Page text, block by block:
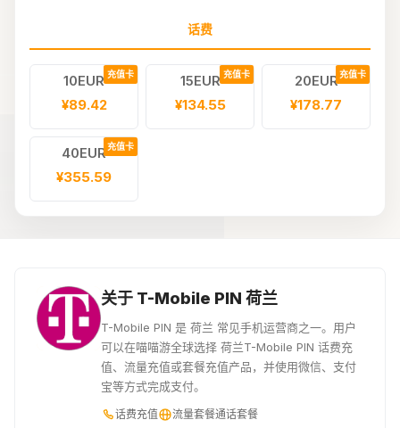
话费
充值卡
10EUR
¥89.42
充值卡
15EUR
¥134.55
充值卡
20EUR
¥178.77
充值卡
40EUR
¥355.59
关于 T-Mobile PIN 荷兰
T-Mobile PIN 是 荷兰 常见手机运营商之一。用户
可以在喵喵游全球选择 荷兰T-Mobile PIN 话费充
值、流量充值或套餐充值产品，并使用微信、支付
宝等方式完成支付。
话费充值 流量套餐通话套餐